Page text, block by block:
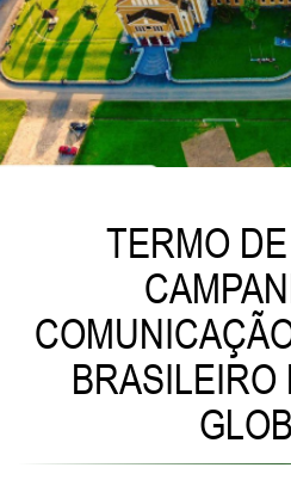
TERMO
BRASILEIRO